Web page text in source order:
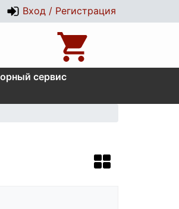
Вход / Регистрация
сервис